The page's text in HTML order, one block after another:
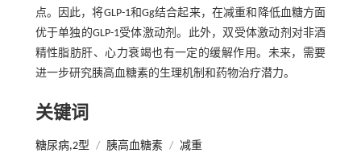
点。因此，将GLP-1和Gg结合起来，在减重和降低血糖方面
优于单独的GLP-1受体激动剂。此外，双受体激动剂对非酒
精性脂肪肝、心力衰竭也有一定的缓解作用。未来，需要
进一步研究胰高血糖素的生理机制和药物治疗潜力。
关键词
糖尿病,2型 / 胰高血糖素 / 减重